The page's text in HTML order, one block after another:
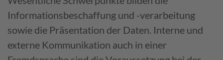
Informationsbeschaffung und -verarbeitung
sowie die Präsentation der Daten. Interne und
externe Kommunikation auch in einer